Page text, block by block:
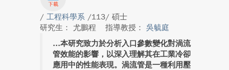
/ 工程科學系 /113/ 碩士
研究生： 尤鵬程
指導教授： 吳毓庭
本研究致力於分析入口參數變化對渦流
管效能的影響，以深入理解其在工業冷卻
應用中的性能表現。渦流管是一種利用壓